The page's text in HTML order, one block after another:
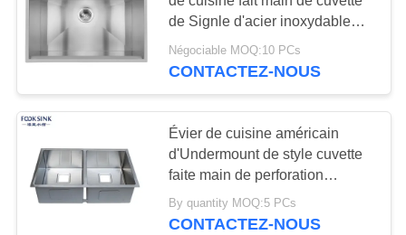
Évier d'acier
inoxydable de PVD
de Signle d'acier inoxydable
d'Underment 304 avec le rebord
Négociable MOQ:10 PCs
CONTACTEZ-NOUS
Évier de cuisine américain
d'Undermount de style cuvette
faite main de perforation
rectangulaire de l'acier
inoxydable 304 de double
By quantity MOQ:5 PCs
CONTACTEZ-NOUS